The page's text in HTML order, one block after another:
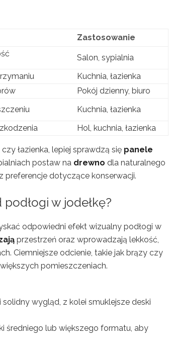
Zastosowanie
Salon, sypialnia
Kuchnia, łazienka
Pokój dzienny, biuro
Kuchnia, łazienka
Hol, kuchnia, łazienka
łazienka, lepiej sprawdzą się panele
postaw na drewno dla naturalnego
preferencje dotyczące konserwacji.
podłogi w jodełkę?
odpowiedni efekt wizualny podłogi w
przestrzeń oraz wprowadzają lekkość,
Ciemniejsze odcienie, takie jak brązy czy
pomieszczeniach.
wygląd, z kolei smuklejsze deski
średniego lub większego formatu, aby